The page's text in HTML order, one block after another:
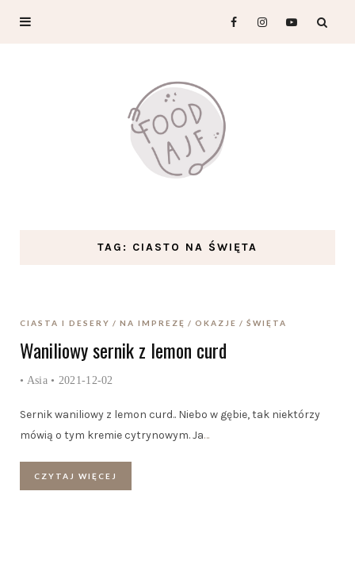
TAG: CIASTO NA ŚWIĘTA
CIASTA I DESERY NA IMPREZĘ OKAZJE ŚWIĘTA
Waniliowy sernik z lemon curd
• Asia • 2021-12-02
Sernik waniliowy z lemon curd.. Niebo w gębie, tak niektórzy
mówią o tym kremie cytrynowym. Ja…
CZYTAJ WIĘCEJ